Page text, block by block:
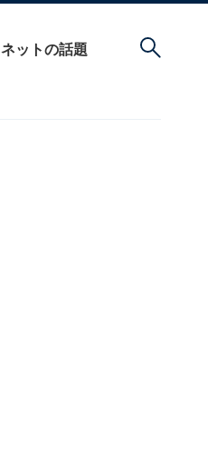
ネットの話題